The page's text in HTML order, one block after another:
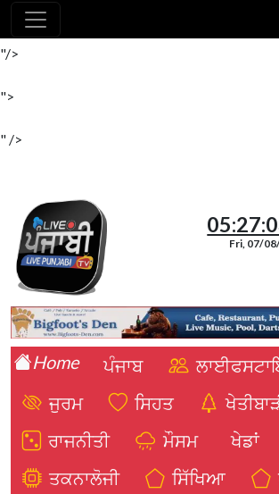
"/>
">
" />
Fri, 07/
Home ਪੰਜਾਬ
ਜੁਰਮ
ਸਿਹਤ
ਰਾਜਨੀਤੀ
ਮੌਸਮ ਖੇਡਾਂ
ਤਕਨਾਲੋਜੀ
ਸਿੱਖਿਆ